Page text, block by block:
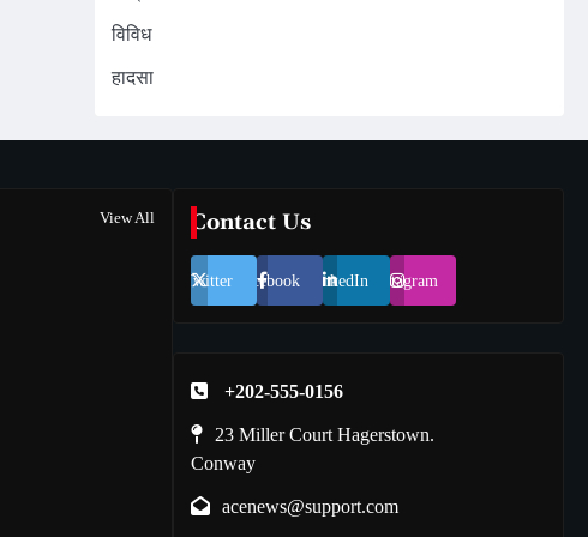
विविध
हादसा
View All Contact Us
Twitter Facebook LinkedIn Instagram
+202-555-0156
23 Miller Court Hagerstown.
Conway
acenews@support.com